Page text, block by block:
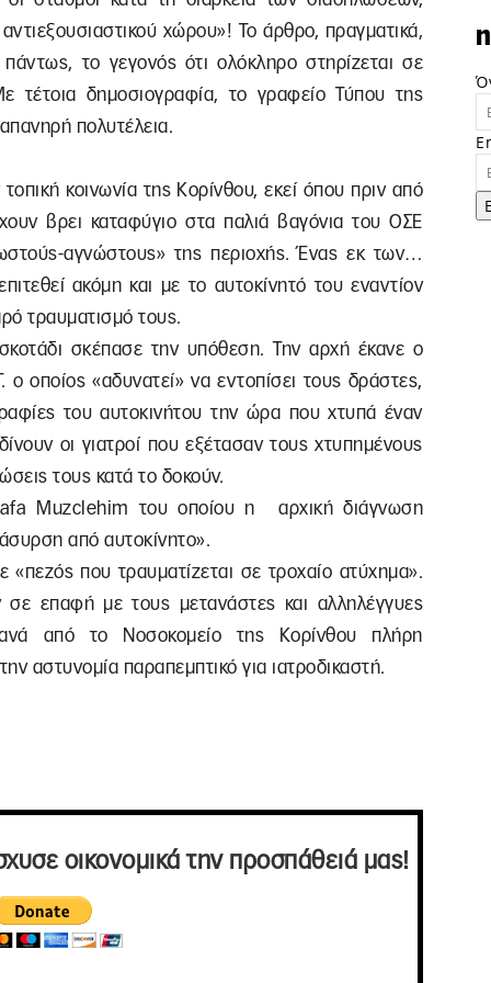
χώρου»! Το άρθρο, πραγματικά,
το γεγονός ότι ολόκληρο στηρίζεται σε
τέτοια δημοσιογραφία, το γραφείο Τύπου της
πολυτέλεια.
κοινωνία της Κορίνθου, εκεί όπου πριν από
βρει καταφύγιο στα παλιά βαγόνια του ΟΣΕ
αγνώστους» της περιοχής. Ένας εκ των…
ακόμη και με το αυτοκίνητό του εναντίον
τραυματισμό τους.
σκέπασε την υπόθεση. Την αρχή έκανε ο
ο οποίος «αδυνατεί» να εντοπίσει τους δράστες,
του αυτοκινήτου την ώρα που χτυπά έναν
οι γιατροί που εξέτασαν τους χτυπημένους
τους κατά το δοκούν.
Muzclehim του οποίου η αρχική διάγνωση
από αυτοκίνητο».
που τραυματίζεται σε τροχαίο ατύχημα».
σε επαφή με τους μετανάστες και αλληλέγγυες
από το Νοσοκομείο της Κορίνθου πλήρη
αστυνομία παραπεμπτικό για ιατροδικαστή.
οικονομικά την προσπάθειά μας!